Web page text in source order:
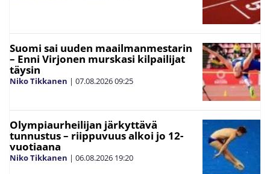
Suomi sai uuden maailmanmestarin
– Enni Virjonen murskasi kilpailijat
täysin
Niko Tikkanen | 07.08.202609:25
Olympiaurheilijan järkyttävä
tunnustus – riippuvuus alkoi jo 12-
vuotiaana
Niko Tikkanen | 06.08.2026 19:20